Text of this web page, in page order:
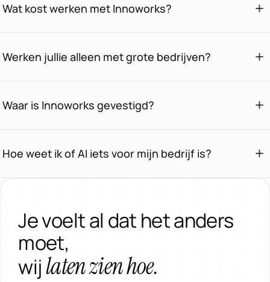
Wat kost werken met Innoworks?
Werken jullie alleen met grote bedrijven?
Waar is Innoworks gevestigd?
Hoe weet ik of AI iets voor mijn bedrijf is?
Je voelt al dat het anders
moet,
wijlaten zien hoe.